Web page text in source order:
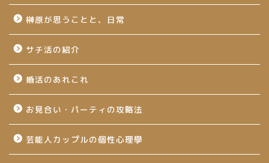
榊原が思うことと、日常
サチ活の紹介
婚活のあれこれ
お見合い・パーティの攻略法
芸能人カップルの個性心理學